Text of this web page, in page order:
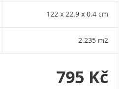
122 x 22.9 x 0.4 cm
2.235 m2
795 Kč